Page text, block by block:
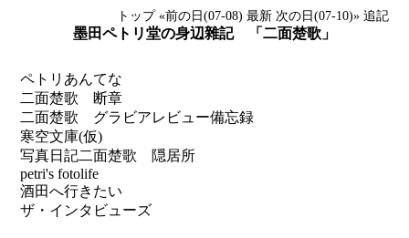
トップ «前の日(07-08) 最新 次の日(07-10)» 追記
墨田ペトリ堂の身辺雜記 「二面楚歌」
ペトリあんてな
二面楚歌 断章
二面楚歌 グラビアレビュー備忘録
寒空文庫(仮)
写真日記二面楚歌 隠居所
petri's fotolife
酒田へ行きたい
ザ・インタビューズ